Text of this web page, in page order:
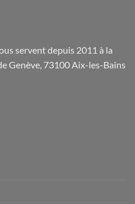
servent depuis 2011 à la
Genève, 73100 Aix-les-Bains